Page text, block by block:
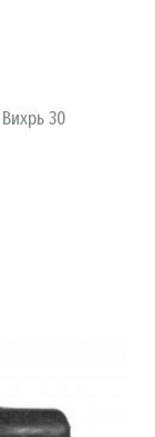
30